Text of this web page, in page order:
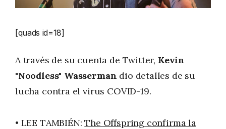
[quads id=18]
A través de su cuenta de Twitter, Kevin
"Noodless" Wasserman dio detalles de su
lucha contra el virus COVID-19.
• LEE TAMBIÉN:The Offspring confirma la